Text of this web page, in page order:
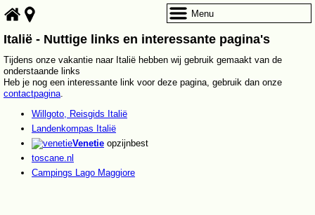
Italië - Nuttige links en interessante pagina's
Tijdens onze vakantie naar Italië hebben wij gebruik gemaakt van de
onderstaande links
Heb je nog een interessante link voor deze pagina, gebruik dan onze
contactpagina.
Willgoto, Reisgids Italië
Landenkompas Italië
Venetie opzijnbest
toscane.nl
Campings Lago Maggiore
Menu